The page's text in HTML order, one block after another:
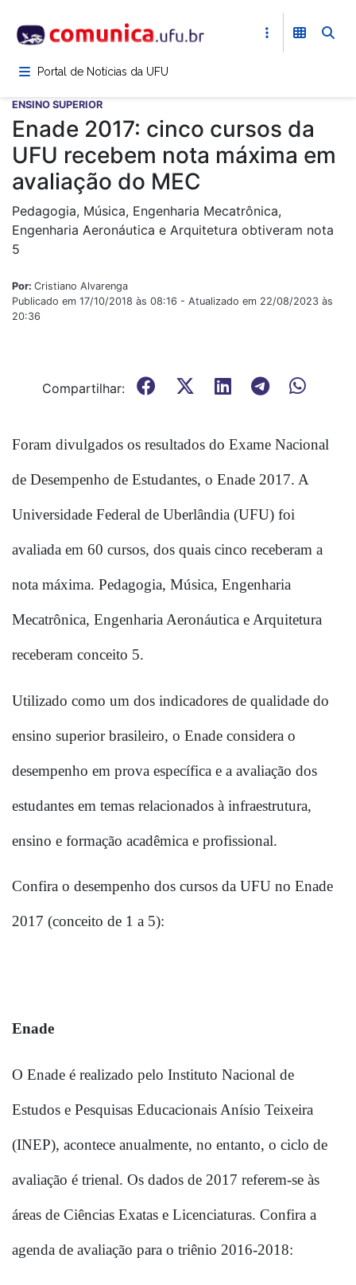
para
conteúdoPortal de Notícias da UFU
ENSINO SUPERIOR
Enade 2017: cinco cursos da
UFU recebem nota máxima em
avaliação do MEC
Pedagogia, Música, Engenharia Mecatrônica,
Engenharia Aeronáutica e Arquitetura obtiveram nota
5
Por: Cristiano Alvarenga
Publicado em 17/10/2018 às 08:16 - Atualizado em 22/08/2023 às
20:36
Compartilhar:
Foram divulgados os resultados do Exame Nacional
de Desempenho de Estudantes, o Enade 2017. A
Universidade Federal de Uberlândia (UFU) foi
avaliada em 60 cursos, dos quais cinco receberam a
nota máxima. Pedagogia, Música, Engenharia
Mecatrônica, Engenharia Aeronáutica e Arquitetura
receberam conceito 5.
Utilizado como um dos indicadores de qualidade do
ensino superior brasileiro, o Enade considera o
desempenho em prova específica e a avaliação dos
estudantes em temas relacionados à infraestrutura,
ensino e formação acadêmica e profissional.
Confira o desempenho dos cursos da UFU no Enade
2017 (conceito de 1 a 5):
Enade
O Enade é realizado pelo Instituto Nacional de
Estudos e Pesquisas Educacionais Anísio Teixeira
(INEP), acontece anualmente, no entanto, o ciclo de
avaliação é trienal. Os dados de 2017 referem-se às
áreas de Ciências Exatas e Licenciaturas. Confira a
agenda de avaliação para o triênio 2016-2018: